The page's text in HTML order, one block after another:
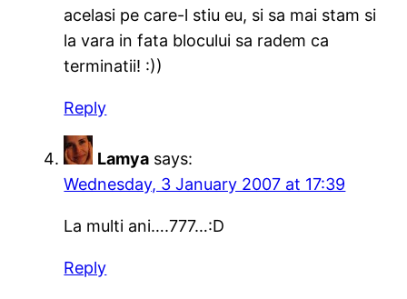
acelasi pe care-l stiu eu, si sa mai stam si
la vara in fata blocului sa radem ca
terminatii! :))
Reply
Lamya says:
Wednesday, 3 January 2007 at 17:39
La multi ani….777…:D
Reply